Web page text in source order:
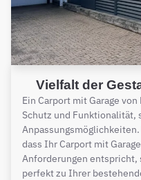
Vielfalt der
Ein Carport mit Garage
Schutz und Funktionalität,
dass Ihr Carport mit
Anforderungen entspricht,
perfekt zu Ihrer